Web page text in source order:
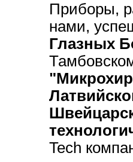
Приборы,
нами,
Глазных
Tech